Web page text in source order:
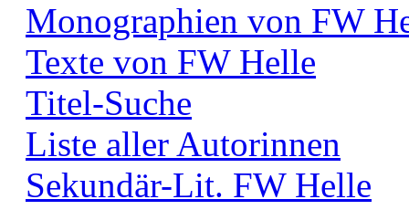
Monographien von FW
Texte von FW Helle
Titel-Suche
Liste aller Autorinnen
Sekundär-Lit. FW Helle